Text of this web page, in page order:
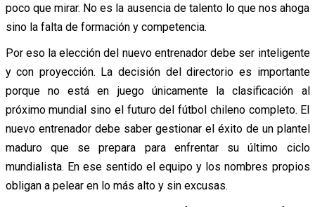
poco que mirar. No es la ausencia de talento lo que nos ahoga
sino la falta de formación y competencia.
Por eso la elección del nuevo entrenador debe ser inteligente
y con proyección. La decisión del directorio es importante
porque no está en juego únicamente la clasificación al
próximo mundial sino el futuro del fútbol chileno completo. El
nuevo entrenador debe saber gestionar el éxito de un plantel
maduro que se prepara para enfrentar su último ciclo
mundialista. En ese sentido el equipo y los nombres propios
obligan a pelear en lo más alto y sin excusas.